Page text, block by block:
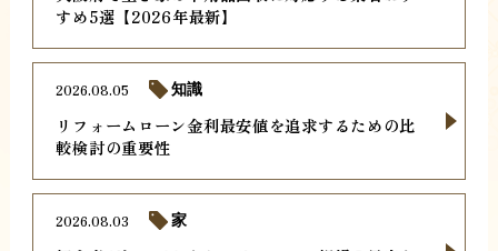
すめ5選【2026年最新】
リフォームローン金利最安値を追求するための比
較検討の重要性
2026.08.05 知識
2026.08.03 家